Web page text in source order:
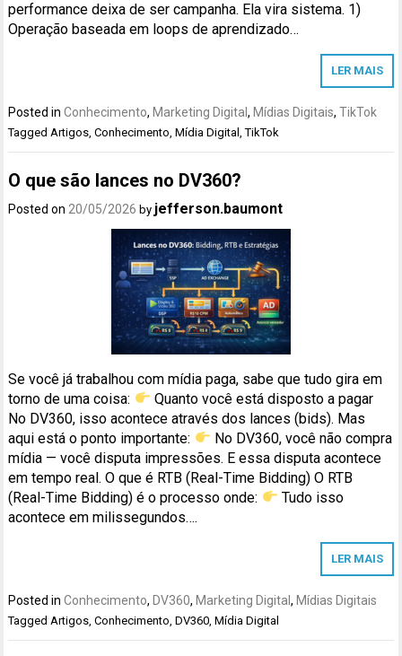
performance deixa de ser campanha. Ela vira sistema. 1)
Operação baseada em loops de aprendizado…
LER MAIS
Posted inConhecimento, Marketing Digital, Mídias Digitais,TikTok
TaggedArtigos,Conhecimento,Mídia Digital,TikTok
O que são lances no DV360?
Posted on 20/05/2026 by jefferson.baumont
Se você já trabalhou com mídia paga, sabe que tudo gira em
torno de uma coisa:
Quanto você está disposto a pagar
No DV360, isso acontece através dos lances (bids). Mas
aqui está o ponto importante:
No DV360, você não compra
mídia — você disputa impressões. E essa disputa acontece
em tempo real. O que é RTB (Real-Time Bidding) O RTB
(Real-Time Bidding) é o processo onde:
Tudo isso
acontece em milissegundos….
LER MAIS
Posted inConhecimento, DV360, Marketing Digital, Mídias Digitais
Tagged Artigos ,Conhecimento ,DV360 ,Mídia Digital